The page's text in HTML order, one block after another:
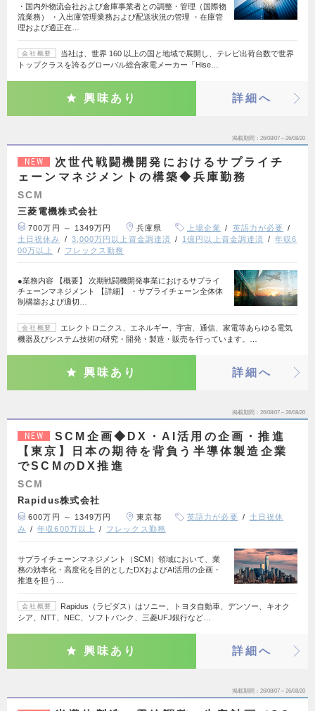
・国内外物流会社および倉庫事業者との調整・管理（国際物
流業務） ・入出庫管理業務および配送状況の管理 ・在庫管
理および適正在…
会社概要
当社は、世界 160 以上の国と地域で展開し、テレビ出荷台数で世界
トップクラスを誇るグローバル総合家電メーカー「Hise…
興味あり 詳細へ
掲載期間 26/08/07～26/08/20
NEW
次世代戦闘機開発におけるサプライチ
ェーンマネジメントの構築◆兵庫勤務
SCM
三菱電機株式会社
700万円 ～ 1349万円 兵庫県 上場企業
英語力が必要
土日祝休み
3,000万円以上資金調達済 1億円以上資金調達済
年収6
00万以上
フレックス勤務
●業務内容 【概要】 次期戦闘機開発事業におけるサプライ
チェーンマネジメント 【詳細】 ・サプライチェーン全体体
制構築および適切…
会社概要
エレクトロニクス、エネルギー、宇宙、通信、家電等あらゆる電気
機器及びシステム技術の研究・開発・製造・販売を行っています。…
興味あり 詳細へ
掲載期間 26/08/07～26/08/20
NEW
SCM企画◆DX・AI活用の企画・推進
【東京】日本の期待を背負う半導体製造企業
でSCMのDX推進
SCM
Rapidus株式会社
600万円 ～ 1349万円 東京都 英語力が必要
土日祝休
み
年収600万以上 フレックス勤務
サプライチェーンマネジメント（SCM）領域において、業
務の効率化・高度化を目的としたDXおよびAI活用の企画・
推進を担う…
会社概要
Rapidus（ラピダス）はソニー、トヨタ自動車、デンソー、キオク
シア、NTT、NEC、ソフトバンク、三菱UFJ銀行など…
興味あり 詳細へ
掲載期間 26/08/07～26/08/20